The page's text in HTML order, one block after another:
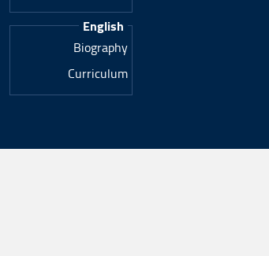
English
Biography
Curriculum